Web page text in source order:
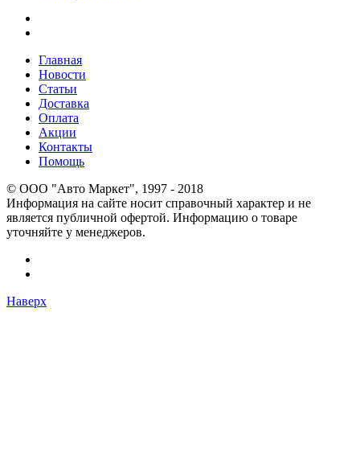
Главная
Новости
Статьи
Доставка
Оплата
Акции
Контакты
Помощь
© OOO "Авто Маркет", 1997 - 2018
Информация на сайте носит справочный характер и не
является публичной офертой. Информацию о товаре
уточняйте у менеджеров.
Наверх